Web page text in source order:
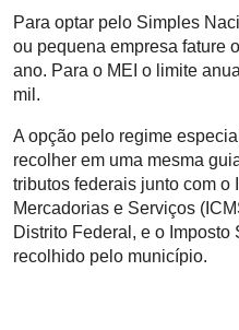
Para optar pelo Simples
ou pequena empresa fature
ano. Para o MEI o limite
mil.
A opção pelo regime
recolher em uma mesma
tributos federais junto com o
Mercadorias e Serviços
Distrito Federal, e o Imposto
recolhido pelo município.